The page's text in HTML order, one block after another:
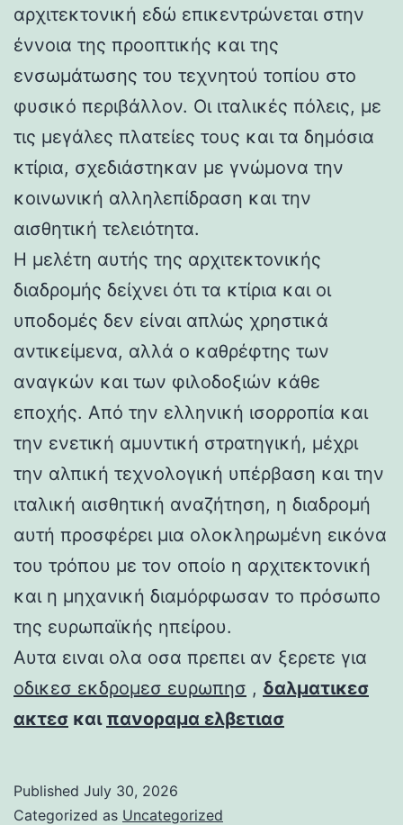
αρχιτεκτονική εδώ επικεντρώνεται στην
έννοια της προοπτικής και της
ενσωμάτωσης του τεχνητού τοπίου στο
φυσικό περιβάλλον. Οι ιταλικές πόλεις, με
τις μεγάλες πλατείες τους και τα δημόσια
κτίρια, σχεδιάστηκαν με γνώμονα την
κοινωνική αλληλεπίδραση και την
αισθητική τελειότητα.
Η μελέτη αυτής της αρχιτεκτονικής
διαδρομής δείχνει ότι τα κτίρια και οι
υποδομές δεν είναι απλώς χρηστικά
αντικείμενα, αλλά ο καθρέφτης των
αναγκών και των φιλοδοξιών κάθε
εποχής. Από την ελληνική ισορροπία και
την ενετική αμυντική στρατηγική, μέχρι
την αλπική τεχνολογική υπέρβαση και την
ιταλική αισθητική αναζήτηση, η διαδρομή
αυτή προσφέρει μια ολοκληρωμένη εικόνα
του τρόπου με τον οποίο η αρχιτεκτονική
και η μηχανική διαμόρφωσαν το πρόσωπο
της ευρωπαϊκής ηπείρου.
Αυτα ειναι ολα οσα πρεπει αν ξερετε για
οδικεσ εκδρομεσ ευρωπησ , δαλματικεσ
ακτεσ και πανοραμα ελβετιασ
Published July 30, 2026
Categorized as Uncategorized